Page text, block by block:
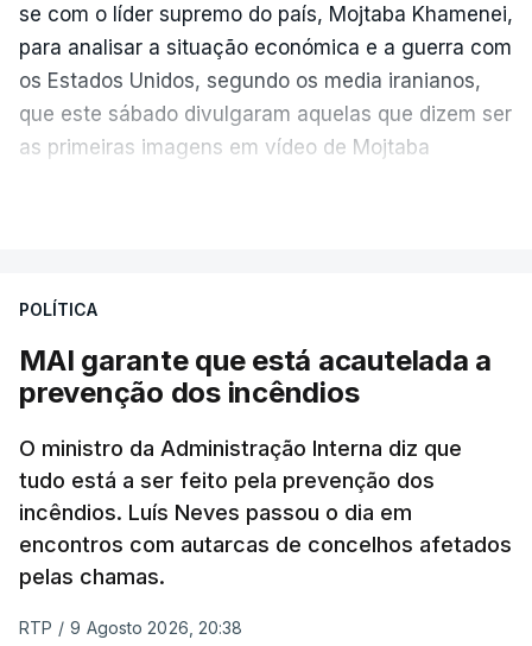
se com o líder supremo do país, Mojtaba Khamenei,
para analisar a situação económica e a guerra com
os Estados Unidos, segundo os media iranianos,
que este sábado divulgaram aquelas que dizem ser
as primeiras imagens em vídeo de Mojtaba
Mehr na rede social Telegram, como aquilo que
israelita, que nos últimos tempos vem dando conta
de que o líder supremo iraniano estará em estado
crítico na sequência do bombardeamento que no
último dia de fevereiro passado matou o pai, o
ayatollah Ali Khamenei, e outros membros da
família.
As imagens mostram Mojtaba Khamenei no que
será uma aula religiosa, mas sem qualquer
POLÍTICA
MAI garante que está acautelada a
prevenção dos incêndios
O ministro da Administração Interna diz que
tudo está a ser feito pela prevenção dos
incêndios. Luís Neves passou o dia em
encontros com autarcas de concelhos afetados
pelas chamas.
RTP / 9 Agosto 2026, 20:38